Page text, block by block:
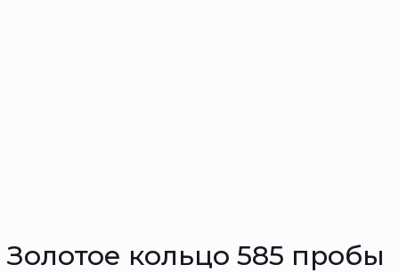
Золотое кольцо 585 пробы